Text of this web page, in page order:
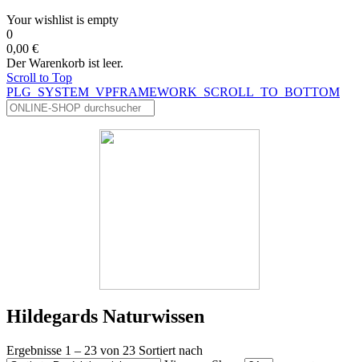
Your wishlist is empty
0
0,00 €
Der Warenkorb ist leer.
Scroll to Top
PLG_SYSTEM_VPFRAMEWORK_SCROLL_TO_BOTTOM
Hildegards Naturwissen
Ergebnisse 1 – 23 von 23 Sortiert nach